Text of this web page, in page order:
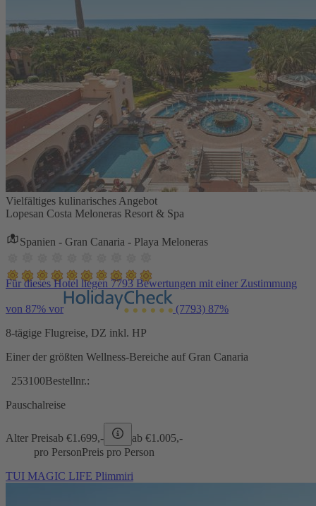
Vielfältiges kulinarisches Angebot
Lopesan Costa Meloneras Resort & Spa
Spanien - Gran Canaria - Playa Meloneras
Für dieses Hotel liegen 7793 Bewertungen mit einer Zustimmung
von 87% vor (7793) 87%
8-tägige Flugreise, DZ inkl. HP
Einer der größten Wellness-Bereiche auf Gran Canaria
253100Bestellnr.:
Pauschalreise
Alter Preisab €1.699,- ab €1.005,-
pro PersonPreis pro Person
TUI MAGIC LIFE Plimmiri